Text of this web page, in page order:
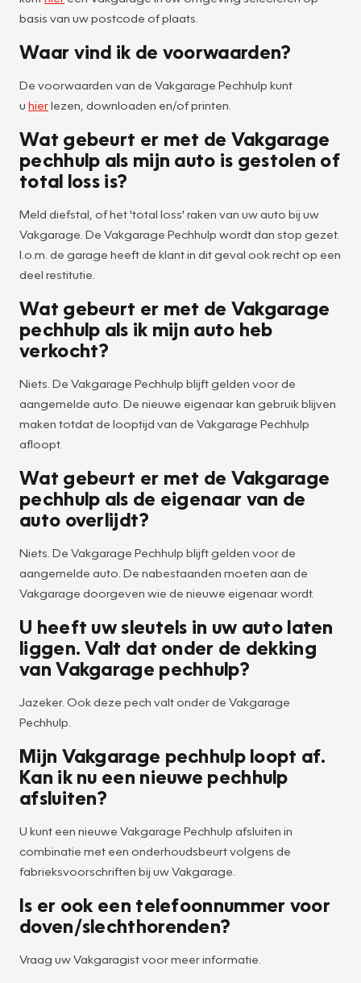
basis van uw postcode of plaats.
Waar vind ik de voorwaarden?
De voorwaarden van de Vakgarage Pechhulp kunt
u hierlezen, downloaden en/of printen.
Wat gebeurt er met de Vakgarage
pechhulp als mijn auto is gestolen of
total loss is?
Meld diefstal, of het 'total loss' raken van uw auto bij uw
Vakgarage. De Vakgarage Pechhulp wordt dan stop gezet.
I.o.m. de garage heeft de klant in dit geval ook recht op een
deel restitutie.
Wat gebeurt er met de Vakgarage
pechhulp als ik mijn auto heb
verkocht?
Niets. De Vakgarage Pechhulp blijft gelden voor de
aangemelde auto. De nieuwe eigenaar kan gebruik blijven
maken totdat de looptijd van de Vakgarage Pechhulp
afloopt.
Wat gebeurt er met de Vakgarage
pechhulp als de eigenaar van de
auto overlijdt?
Niets. De Vakgarage Pechhulp blijft gelden voor de
aangemelde auto. De nabestaanden moeten aan de
Vakgarage doorgeven wie de nieuwe eigenaar wordt.
U heeft uw sleutels in uw auto laten
liggen. Valt dat onder de dekking
van Vakgarage pechhulp?
Jazeker. Ook deze pech valt onder de Vakgarage
Pechhulp.
Mijn Vakgarage pechhulp loopt af.
Kan ik nu een nieuwe pechhulp
afsluiten?
U kunt een nieuwe Vakgarage Pechhulp afsluiten in
combinatie met een onderhoudsbeurt volgens de
fabrieksvoorschriften bij uw Vakgarage.
Is er ook een telefoonnummer voor
doven/slechthorenden?
Vraag uw Vakgaragist voor meer informatie.